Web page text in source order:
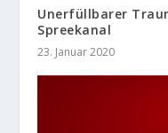
Unerfüllbarer
Spreekanal
23. Januar 2020